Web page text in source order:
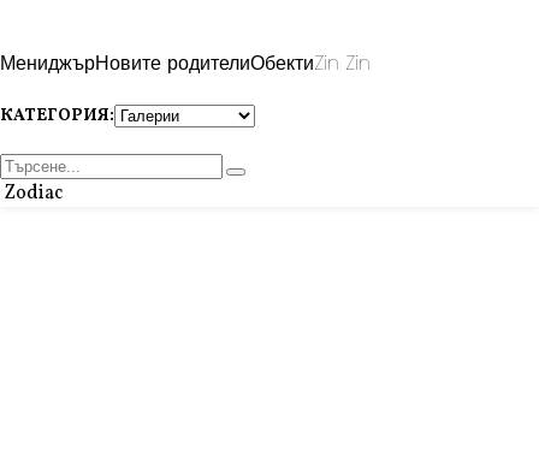
МениджърНовите родителиОбектиZin Zin
КАТЕГОРИЯ:
Zodiac